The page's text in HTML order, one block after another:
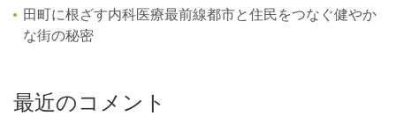
田町に根ざす内科医療最前線都市と住民をつなぐ健やか
な街の秘密
最近のコメント